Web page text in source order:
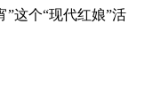
这个“现代红娘”活